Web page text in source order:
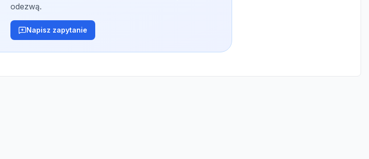
odezwą.
Napisz zapytanie